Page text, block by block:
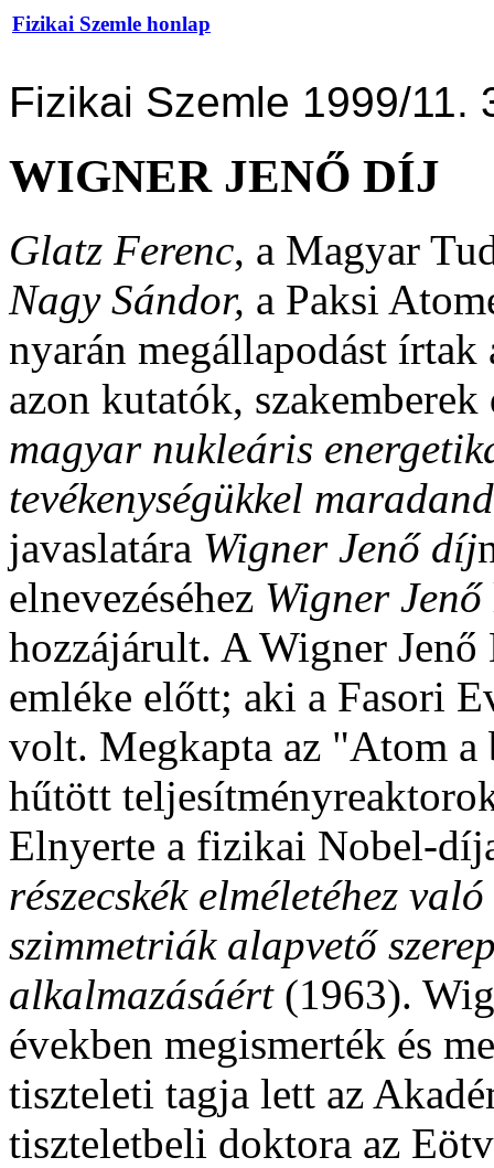
Fizikai Szemle honlap
Fizikai Szemle 1999/11.
WIGNER JENŐ DÍJ
Glatz Ferenc, a Magyar
Nagy Sándor, a Paksi
nyarán megállapodást
azon kutatók,
magyar nukleáris
tevékenységükkel
javaslatára Wigner Jenő díj
elnevezéséhez Wigner Jenő
hozzájárult. A Wigner
emléke előtt; aki a Fasori
volt. Megkapta az "Atom a
hűtött
Elnyerte a fizikai Nobel-
részecskék elméletéhez
szimmetriák alapvető
alkalmazásáért (1963).
években megismerték és
tiszteleti tagja lett az
tiszteletbeli doktora az